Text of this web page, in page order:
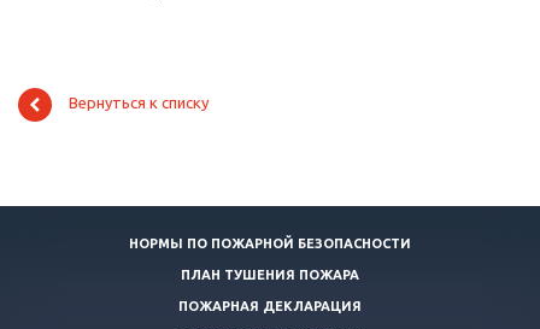
Вернуться к списку
НОРМЫ ПО ПОЖАРНОЙ БЕЗОПАСНОСТИ
ПЛАН ТУШЕНИЯ ПОЖАРА
ПОЖАРНАЯ ДЕКЛАРАЦИЯ